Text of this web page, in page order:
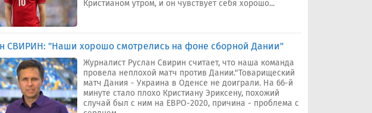
Кристианом утром, и он чувствует себя хорошо...
СВИРИН: "Наши хорошо смотрелись на фоне сборной Дании"
Журналист Руслан Свирин считает, что наша команда
провела неплохой матч против Дании."Товарищеский
матч Дания - Украина в Оденсе не доиграли. На 66-й
минуте стало плохо Кристиану Эриксену, похожий
случай был с ним на ЕВРО-2020, причина - проблема с